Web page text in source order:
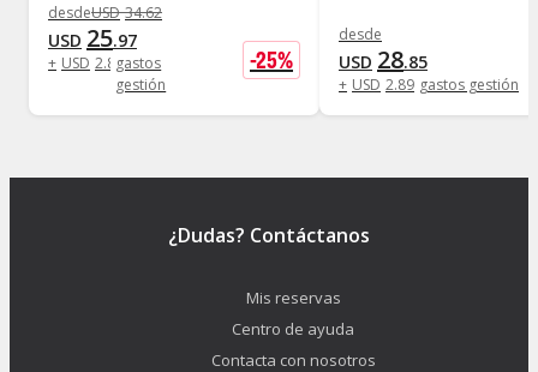
desdeUSD 34.62
USD 25.97
+ USD 2.89gastos
gestión
-25%
desde
USD 28.85
+ USD 2.89 gastos gestión
¿Dudas? Contáctanos
Mis reservas
Centro de ayuda
Contacta con nosotros